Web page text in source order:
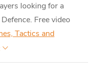
looking for a
Free video
Tactics and